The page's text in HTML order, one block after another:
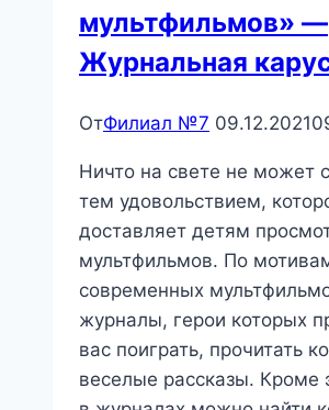
мультфильмов» —
Журнальная
ОтФилиал №7 09.12.2021
Ничто на свете не может
тем удовольствием,
доставляет детям
мультфильмов. По
современных
журналы, герои которых
вас поиграть, прочитать
веселые рассказы. Кроме